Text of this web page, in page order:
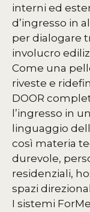
interni ed
d’ingresso in
per dialogare
involucro
Come una
riveste e
DOOR
l’ingresso in
linguaggio
così materia
durevole,
residenziali,
spazi
I sistemi